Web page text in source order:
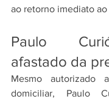
ao retorno imediato
Paulo
afastado da
Mesmo autorizado
domiciliar, Paulo